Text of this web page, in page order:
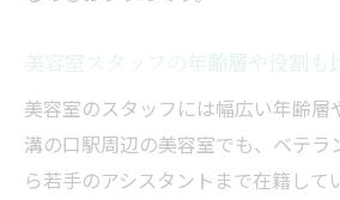
美容室スタッフの年齢層や役割も
美容室のスタッフには幅広い年齢層
溝の口駅周辺の美容室でも、ベテラ
ら若手のアシスタントまで在籍して